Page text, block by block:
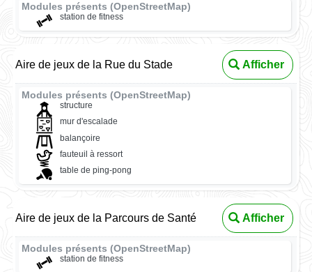
Modules présents (OpenStreetMap)
station de fitness
Aire de jeux de la Rue du Stade Afficher
Modules présents (OpenStreetMap)
structure
mur d'escalade
balançoire
fauteuil à ressort
table de ping-pong
Aire de jeux de la Parcours de Santé Afficher
Modules présents (OpenStreetMap)
station de fitness